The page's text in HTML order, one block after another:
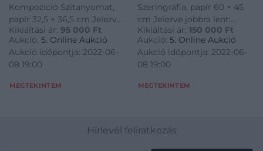
Kompozíció Szitanyomat,
papír 32,5 × 36,5 cm Jelezve
balra lent: 29/140 Jelezve
középen lent: VI. Jelezve
jobbra lent: Barcsay
Kikiáltási ár: 95 000 Ft
Aukció: 5. Online Aukció
Aukció időpontja: 2022-06-
08 19:00
MEGTEKINTEM
Szeringráfia, papír 60 × 45
cm Jelezve jobbra lent:
Bak/77
Kikiáltási ár: 150 000 Ft
Aukció: 5. Online Aukció
Aukció időpontja: 2022-06-
08 19:00
MEGTEKINTEM
Hírlevél feliratkozás